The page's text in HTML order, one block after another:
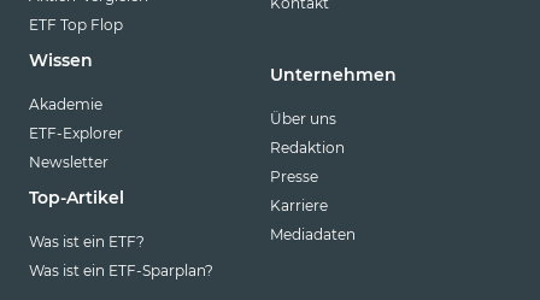
ETF Top Flop
Wissen
Akademie
ETF-Explorer
Newsletter
Top-Artikel
Was ist ein ETF?
Was ist ein ETF-Sparplan?
Unternehmen
Über uns
Redaktion
Presse
Karriere
Mediadaten